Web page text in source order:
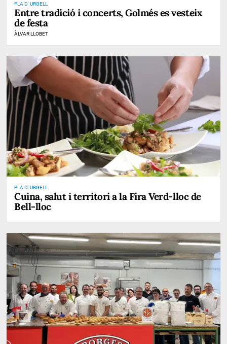
PLA D' URGELL
Entre tradició i concerts, Golmés es vesteix
de festa
ÀLVAR LLOBET
PLA D' URGELL
Cuina, salut i territori a la Fira Verd-lloc de
Bell-lloc